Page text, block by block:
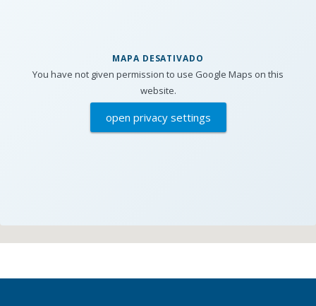
MAPA DESATIVADO
You have not given permission to use Google Maps on this
website.
open privacy settings